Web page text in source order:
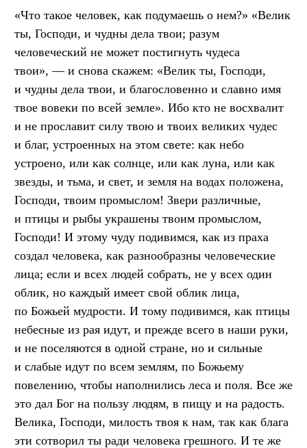
«Что такое человек, как подумаешь о нем?» «Велик
ты, Господи, и чудны дела твои; разум
человеческий не может постигнуть чудеса
твои», — и снова скажем: «Велик ты, Господи,
и чудны дела твои, и благословенно и славно имя
твое вовеки по всей земле». Ибо кто не восхвалит
и не прославит силу твою и твоих великих чудес
и благ, устроенных на этом свете: как небо
устроено, или как солнце, или как луна, или как
звезды, и тьма, и свет, и земля на водах положена,
Господи, твоим промыслом! Звери различные,
и птицы и рыбы украшены твоим промыслом,
Господи! И этому чуду подивимся, как из праха
создал человека, как разнообразны человеческие
лица; если и всех людей собрать, не у всех один
облик, но каждый имеет свой облик лица,
по Божьей мудрости. И тому подивимся, как птицы
небесные из рая идут, и прежде всего в наши руки,
и не поселяются в одной стране, но и сильные
и слабые идут по всем землям, по Божьему
повелению, чтобы наполнились леса и поля. Все же
это дал Бог на пользу людям, в пищу и на радость.
Велика, Господи, милость твоя к нам, так как блага
эти сотворил ты ради человека грешного. И те же